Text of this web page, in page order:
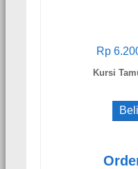
Rp
Kursi
Beli